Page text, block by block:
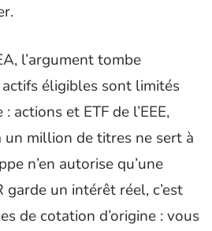
l’argument tombe
éligibles sont limités
actions et ETF de l’EEE,
un million de titres ne sert à
n’en autorise qu’une
garde un intérêt réel, c’est
de cotation d’origine : vous